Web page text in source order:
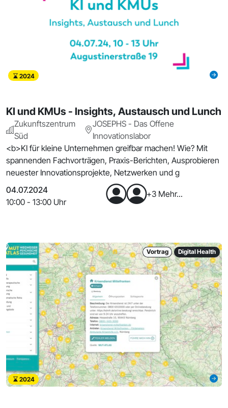
2024
KI und KMUs - Insights, Austausch und Lunch
Zukunftszentrum
Süd
JOSEPHS - Das Offene
Innovationslabor
<b>KI für kleine Unternehmen greifbar machen! Wie? Mit
spannenden Fachvorträgen, Praxis-Berichten, Ausprobieren
neuester Innovationsprojekte, Netzwerken und g
04.07.2024
10:00 - 13:00 Uhr
+3 Mehr...
Vortrag Digital Health
2024